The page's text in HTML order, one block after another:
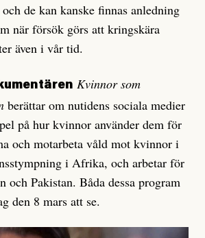
de kan kanske finnas anledning
när försök görs att kringskära
även i vår tid.
Kvinnor som
berättar om nutidens sociala medier
på hur kvinnor använder dem för
och motarbeta våld mot kvinnor i
i Afrika, och arbetar för
och Pakistan. Båda dessa program
den 8 mars att se.